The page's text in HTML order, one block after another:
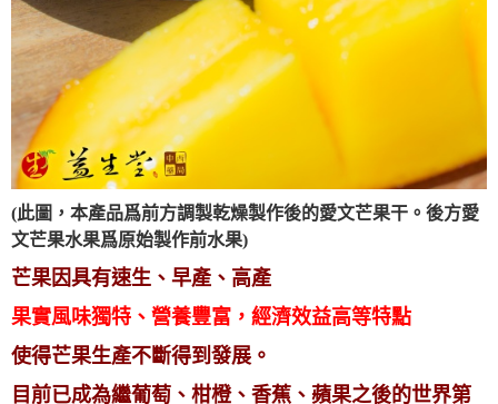
(此圖，本產品爲前方調製乾燥製作後的愛文芒果干。後方愛
文芒果水果爲原始製作前水果)
芒果因具有速生、早產、高產
果實風味獨特、營養豐富，經濟效益高等特點
使得芒果生產不斷得到發展。
目前已成為繼葡萄、柑橙、香蕉、蘋果之後的世界第